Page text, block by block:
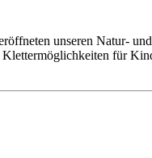
unseren Natur-
für